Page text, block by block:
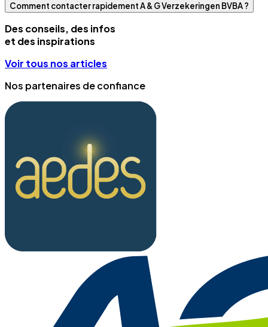
Comment contacter rapidement A & G Verzekeringen BVBA ?
Des conseils, des infos
et des inspirations
Voir tous nos articles
Nos partenaires de confiance